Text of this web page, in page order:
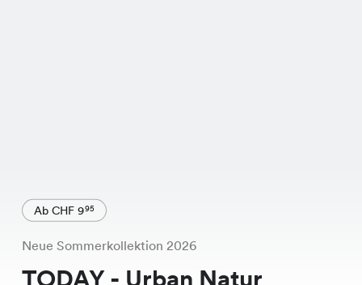
Ab CHF 995
Neue Sommerkollektion 2026
TODAY - Urban Natur